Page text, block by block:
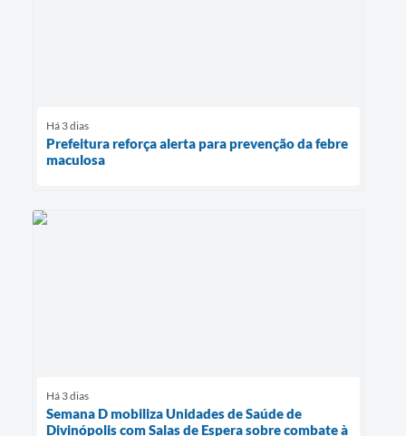
Há 3 dias
Prefeitura reforça alerta para prevenção da febre
maculosa
Há 3 dias
Semana D mobiliza Unidades de Saúde de
Divinópolis com Salas de Espera sobre combate à